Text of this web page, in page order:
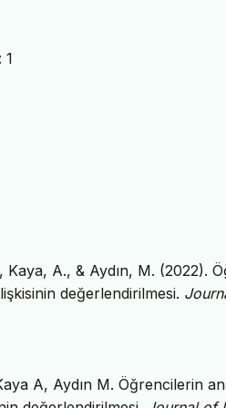
1
Kaya, A., & Aydın, M. (2022).
değerlendirilmesi.
A, Aydın M. Öğrencilerin